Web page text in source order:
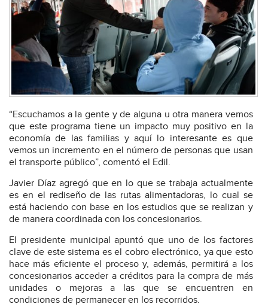
“Escuchamos a la gente y de alguna u otra manera vemos
que este programa tiene un impacto muy positivo en la
economía de las familias y aquí lo interesante es que
vemos un incremento en el número de personas que usan
el transporte público”, comentó el Edil.
Javier Díaz agregó que en lo que se trabaja actualmente
es en el rediseño de las rutas alimentadoras, lo cual se
está haciendo con base en los estudios que se realizan y
de manera coordinada con los concesionarios.
El presidente municipal apuntó que uno de los factores
clave de este sistema es el cobro electrónico, ya que esto
hace más eficiente el proceso y, además, permitirá a los
concesionarios acceder a créditos para la compra de más
unidades o mejoras a las que se encuentren en
condiciones de permanecer en los recorridos.